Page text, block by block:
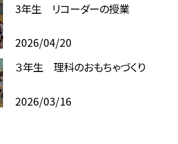
3年生 リコーダーの授業
2026/04/20
３年生 理科のおもちゃづくり
2026/03/16